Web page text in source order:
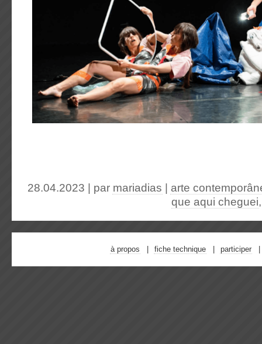
28.04.2023 | par mariadias | arte
que aqui cheguei
à propos fiche technique participer